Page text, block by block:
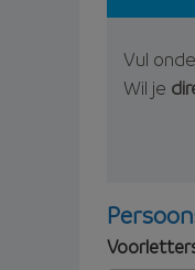
Vul
Wil je